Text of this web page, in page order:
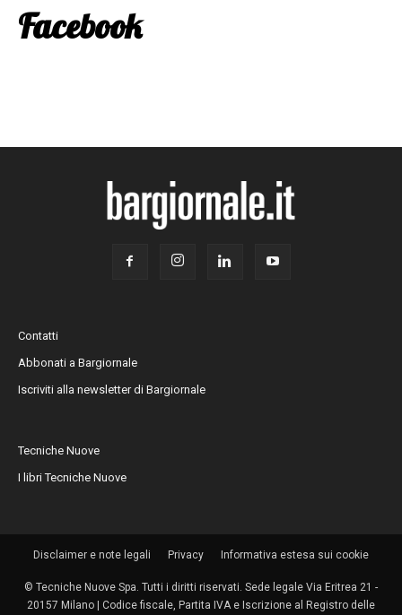
Facebook
Contatti
Abbonati a Bargiornale
Iscriviti alla newsletter di Bargiornale
Tecniche Nuove
I libri Tecniche Nuove
Disclaimer e note legali Privacy Informativa estesa sui cookie
© Tecniche Nuove Spa. Tutti i diritti riservati. Sede legale Via Eritrea 21 -
20157 Milano | Codice fiscale, Partita IVA e Iscrizione al Registro delle